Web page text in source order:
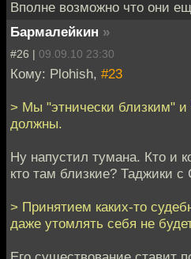
Вполне возможно что они
Бармалейкин »
#26 | 09.09.10 23:30
Кому: Plohish, #23
> Мы "этнически близким"
должны.
Ну напустил тумана. Кто и
кто там близкие? Таджики с
> Принятием каких-то
даже утомлять себя не